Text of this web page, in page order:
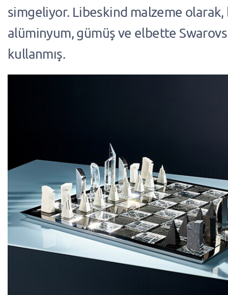
simgeliyor. Libeskind malzeme
alüminyum, gümüş ve elbette
kullanmış.